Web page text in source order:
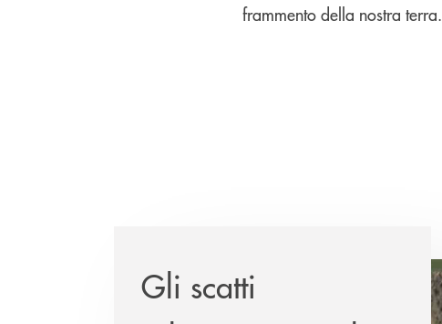
frammento della nostra terra.
Gli scatti